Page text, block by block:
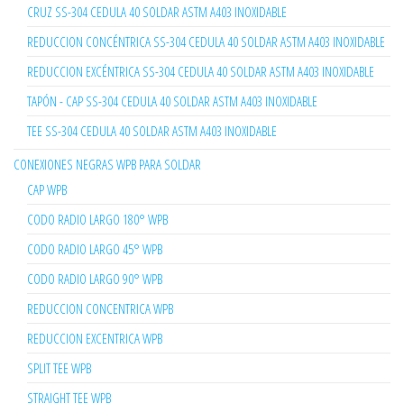
CRUZ SS-304 CEDULA 40 SOLDAR ASTM A403 INOXIDABLE
REDUCCION CONCÉNTRICA SS-304 CEDULA 40 SOLDAR ASTM A403 INOXIDABLE
REDUCCION EXCÉNTRICA SS-304 CEDULA 40 SOLDAR ASTM A403 INOXIDABLE
TAPÓN - CAP SS-304 CEDULA 40 SOLDAR ASTM A403 INOXIDABLE
TEE SS-304 CEDULA 40 SOLDAR ASTM A403 INOXIDABLE
CONEXIONES NEGRAS WPB PARA SOLDAR
CAP WPB
CODO RADIO LARGO 180° WPB
CODO RADIO LARGO 45° WPB
CODO RADIO LARGO 90° WPB
REDUCCION CONCENTRICA WPB
REDUCCION EXCENTRICA WPB
SPLIT TEE WPB
STRAIGHT TEE WPB